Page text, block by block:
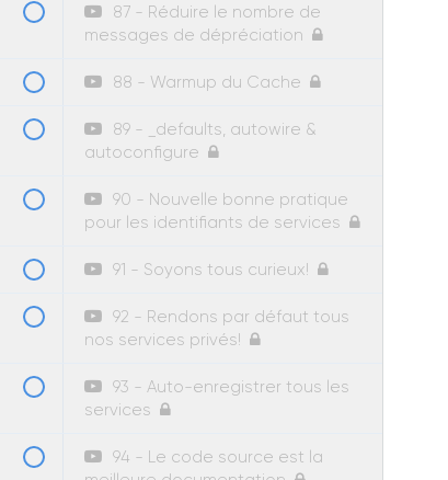
87 - Réduire le nombre de
messages de dépréciation
88 - Warmup du Cache
89 - _defaults, autowire &
autoconfigure
90 - Nouvelle bonne pratique
pour les identifiants de services
91 - Soyons tous curieux!
92 - Rendons par défaut tous
nos services privés!
93 - Auto-enregistrer tous les
services
94 - Le code source est la